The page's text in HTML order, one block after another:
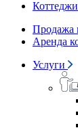
Коттеджи
Продажа
Аренда
Услуги